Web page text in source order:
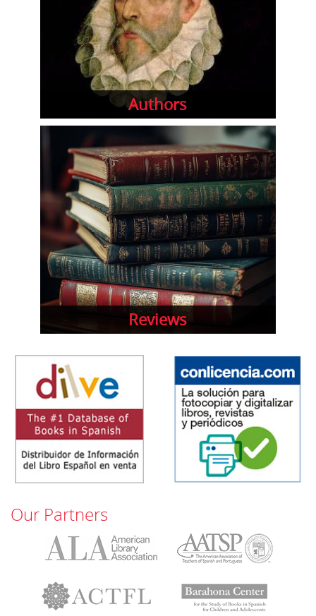
Authors
Reviews
Our Partners